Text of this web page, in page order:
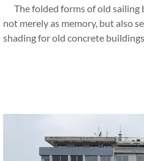
The folded forms of old sailing
not merely as memory, but also
shading for old concrete